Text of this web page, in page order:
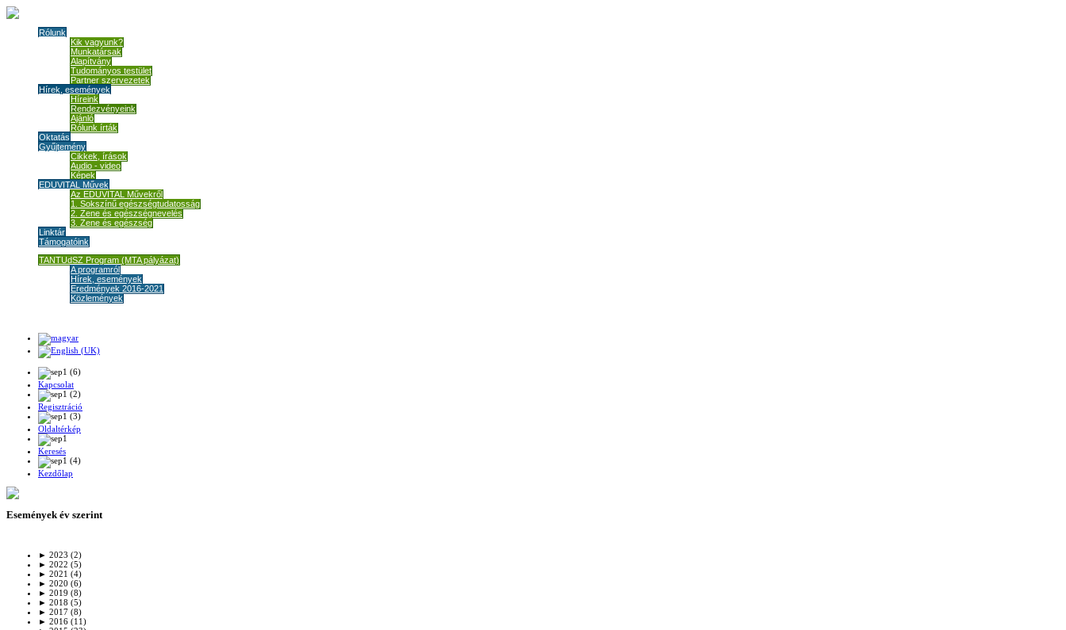
Rólunk
Kik vagyunk?
Munkatársak
Alapítvány
Tudományos testület
Partner szervezetek
Hírek, események
Híreink
Rendezvényeink
Ajánló
Rólunk írták
Oktatás
Gyűjtemény
Cikkek, írások
Audio - video
Képek
EDUVITAL Művek
Az EDUVITAL Művekről
1. Sokszínű egészségtudatosság
2. Zene és egészségnevelés
3. Zene és egészség
Linktár
Támogatóink
TANTUdSZ Program (MTA pályázat)
A programról
Hírek, események
Eredmények 2016-2021
Közlemények
Kapcsolat
Regisztráció
Oldaltérkép
Keresés
Kezdőlap
Események év szerint
► 2023 (2)
► 2022 (5)
► 2021 (4)
► 2020 (6)
► 2019 (8)
► 2018 (5)
► 2017 (8)
► 2016 (11)